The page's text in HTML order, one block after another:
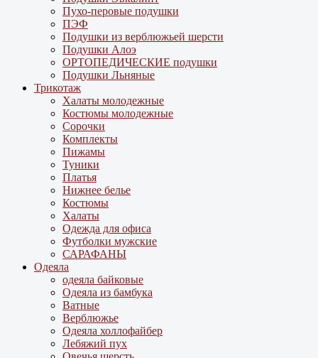
Пухо-перовые подушки
ПЭФ
Подушки из верблюжьей шерсти
Подушки Алоэ
ОРТОПЕДИЧЕСКИЕ подушки
Подушки Льняные
Трикотаж
Халаты молодежные
Костюмы молодежные
Сорочки
Комплекты
Пижамы
Туники
Платья
Нижнее белье
Костюмы
Халаты
Одежда для офиса
Футболки мужские
САРАФАНЫ
Одеяла
одеяла байковые
Одеяла из бамбука
Ватные
Верблюжье
Одеяла холлофайбер
Лебяжий пух